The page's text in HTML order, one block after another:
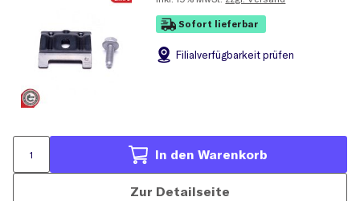
Sofort lieferbar
Filialverfügbarkeit prüfen
In den Warenkorb
Zur Detailseite